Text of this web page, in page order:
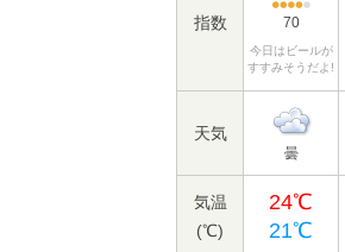
指数 70
今日はビールが
すすみそうだよ!
天気
曇
気温
(℃)
24℃
21℃